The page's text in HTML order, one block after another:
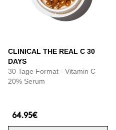
CLINICAL THE REAL C 30
DAYS
30 Tage Format - Vitamin C
20% Serum
64.95€